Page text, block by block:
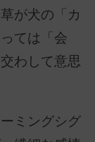
が犬の「カ
ては「会
わして意思
ミングシグ